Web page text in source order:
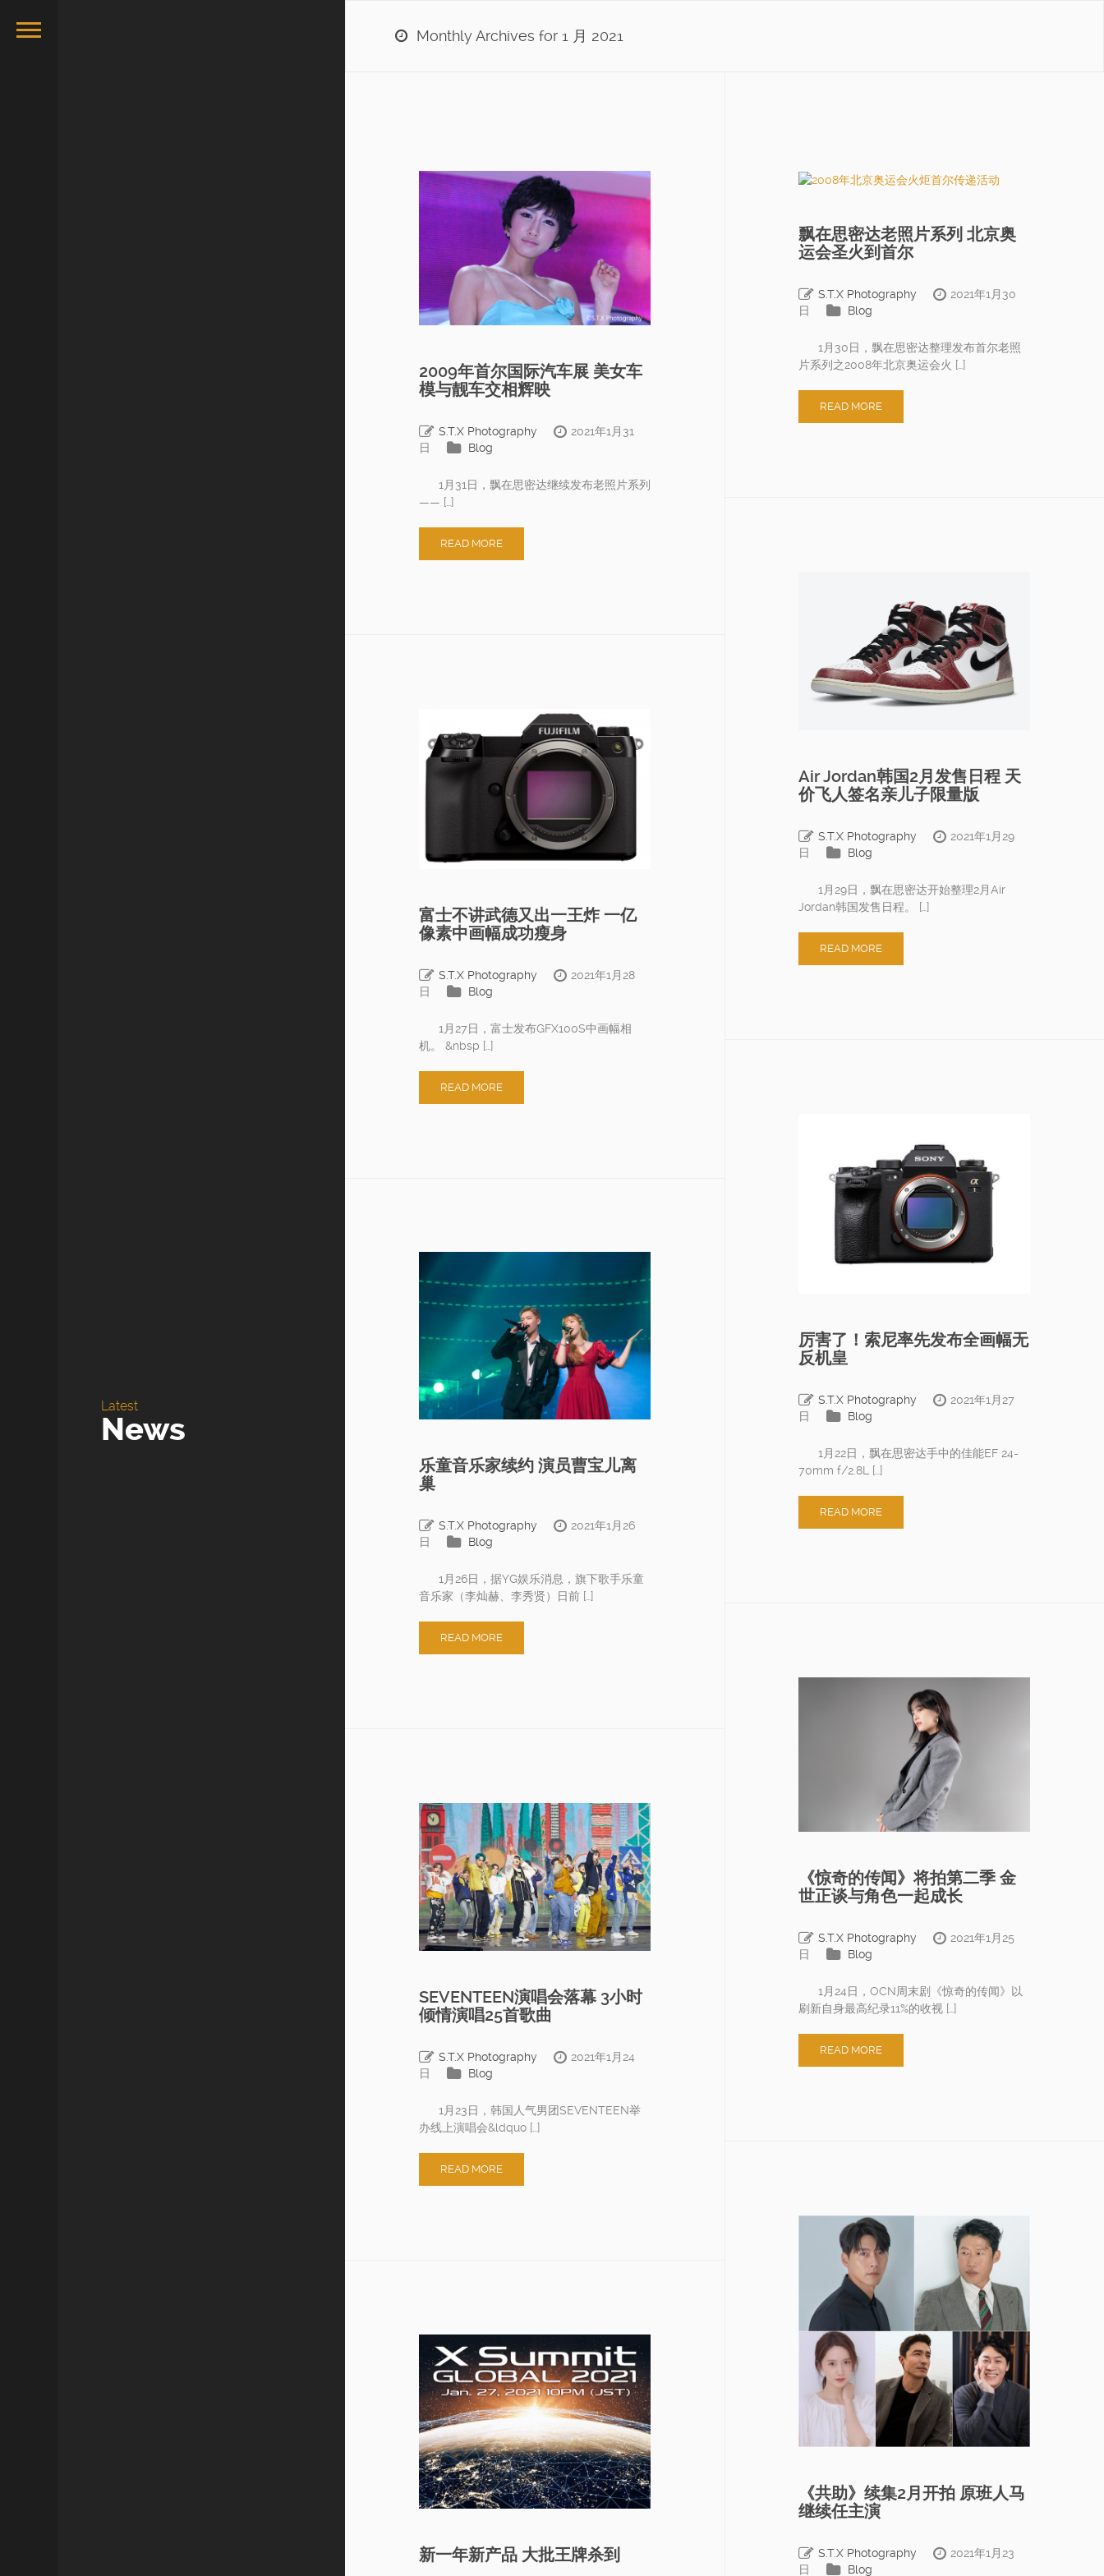
Latest
News
Monthly Archives for 1 月 2021
2009年首尔国际汽车展 美女车
模与靓车交相辉映
S.T.X Photography
2021年1月31
日
Blog
1月31日，飘在思密达继续发布老照片系列
—— […]
READ MORE
飘在思密达老照片系列 北京奥
运会圣火到首尔
S.T.X Photography
2021年1月30
日
Blog
1月30日，飘在思密达整理发布首尔老照
片系列之2008年北京奥运会火 […]
READ MORE
Air Jordan韩国2月发售日程 天
价飞人签名亲儿子限量版
S.T.X Photography
2021年1月29
日
Blog
1月29日，飘在思密达开始整理2月Air
Jordan韩国发售日程。 […]
READ MORE
富士不讲武德又出一王炸 一亿
像素中画幅成功瘦身
S.T.X Photography
2021年1月28
日
Blog
1月27日，富士发布GFX100S中画幅相
机。 &nbsp […]
READ MORE
厉害了！索尼率先发布全画幅无
反机皇
S.T.X Photography
2021年1月27
日
Blog
1月22日，飘在思密达手中的佳能EF 24-
70mm f/2.8L […]
READ MORE
乐童音乐家续约 演员曹宝儿离
巢
S.T.X Photography
2021年1月26
日
Blog
1月26日，据YG娱乐消息，旗下歌手乐童
音乐家（李灿赫、李秀贤）日前 […]
READ MORE
《惊奇的传闻》将拍第二季 金
世正谈与角色一起成长
S.T.X Photography
2021年1月25
日
Blog
1月24日，OCN周末剧《惊奇的传闻》以
刷新自身最高纪录11%的收视 […]
READ MORE
SEVENTEEN演唱会落幕 3小时
倾情演唱25首歌曲
S.T.X Photography
2021年1月24
日
Blog
1月23日，韩国人气男团SEVENTEEN举
办线上演唱会&ldquo […]
READ MORE
《共助》续集2月开拍 原班人马
继续任主演
S.T.X Photography
2021年1月23
日
Blog
新一年新产品 大批王牌杀到